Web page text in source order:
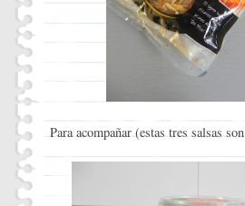
Para acompañar (estas tres salsas